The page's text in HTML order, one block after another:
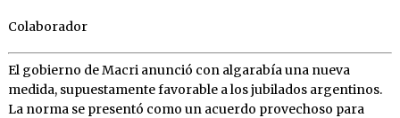
Colaborador
El gobierno de Macri anunció con algarabía una nueva
medida, supuestamente favorable a los jubilados argentinos.
La norma se presentó como un acuerdo provechoso para